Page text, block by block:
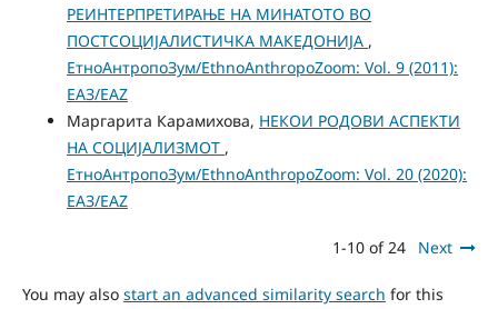
РЕИНТЕРПРЕТИРАЊЕ НА МИНАТОТО ВО
ПОСТСОЦИЈАЛИСТИЧКА МАКЕДОНИЈА ,
ЕтноАнтропоЗум/EthnoAnthropoZoom: Vol. 9 (2011):
ЕАЗ/EAZ
Маргарита Карамихова, НЕКОИ РОДОВИ АСПЕКТИ
НА СОЦИЈАЛИЗМОТ ,
ЕтноАнтропоЗум/EthnoAnthropoZoom: Vol. 20 (2020):
ЕАЗ/EAZ
1-10 of 24 Next
You may also start an advanced similarity search for this